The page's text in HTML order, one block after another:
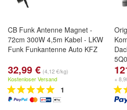
CB Funk Antenne Magnet -
72cm 300W 4,5m Kabel - LKW
Funk Funkantenne Auto KFZ
32,99 € (4,12 €/kg)
Kostenloser Versand
1
+